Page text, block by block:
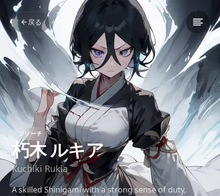
戻る
ブリーチ
朽木 ルキア
Kuchiki Rukia
A skilled Shinigami with a strong sense of duty,